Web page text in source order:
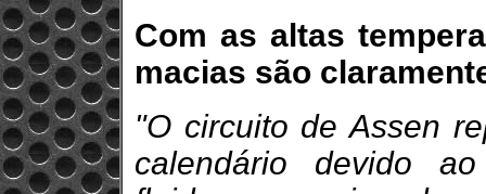
Com as altas
macias são
"O circuito de Assen
calendário devido